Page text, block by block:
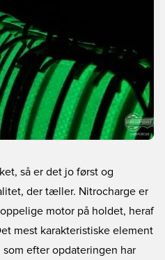
så er det jo først og
der tæller. Nitrocharge er
motor på holdet, heraf
mest karakteristiske element
efter opdateringen har